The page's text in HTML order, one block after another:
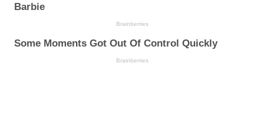
Barbie
Brainberries
Some Moments Got Out Of Control Quickly
Brainberries